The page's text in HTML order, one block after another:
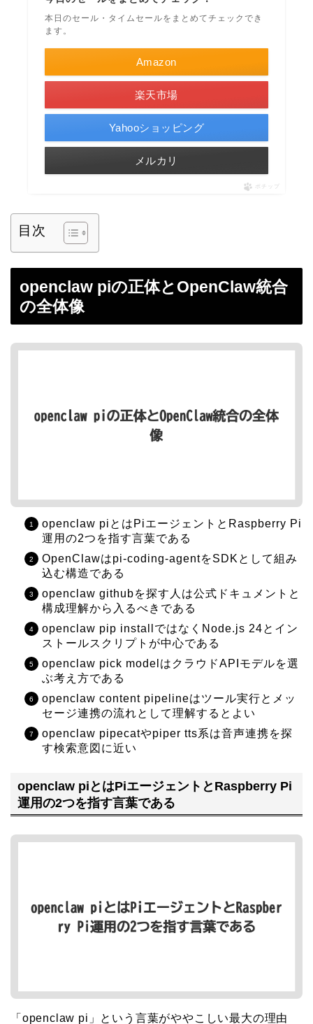
本日のセール・タイムセールをまとめてチェックでき
ます。
Amazon
楽天市場
Yahooショッピング
メルカリ
ポチップ
目次
openclaw piの正体とOpenClaw統合
の全体像
openclaw piとはPiエージェントとRaspberry Pi
運用の2つを指す言葉である
OpenClawはpi-coding-agentをSDKとして組み
込む構造である
openclaw githubを探す人は公式ドキュメントと
構成理解から入るべきである
openclaw pip installではなくNode.js 24とイン
ストールスクリプトが中心である
openclaw pick modelはクラウドAPIモデルを選
ぶ考え方である
openclaw content pipelineはツール実行とメッ
セージ連携の流れとして理解するとよい
openclaw pipecatやpiper tts系は音声連携を探
す検索意図に近い
openclaw piとはPiエージェントとRaspberry Pi
運用の2つを指す言葉である
「openclaw pi」という言葉がややこしい最大の理由